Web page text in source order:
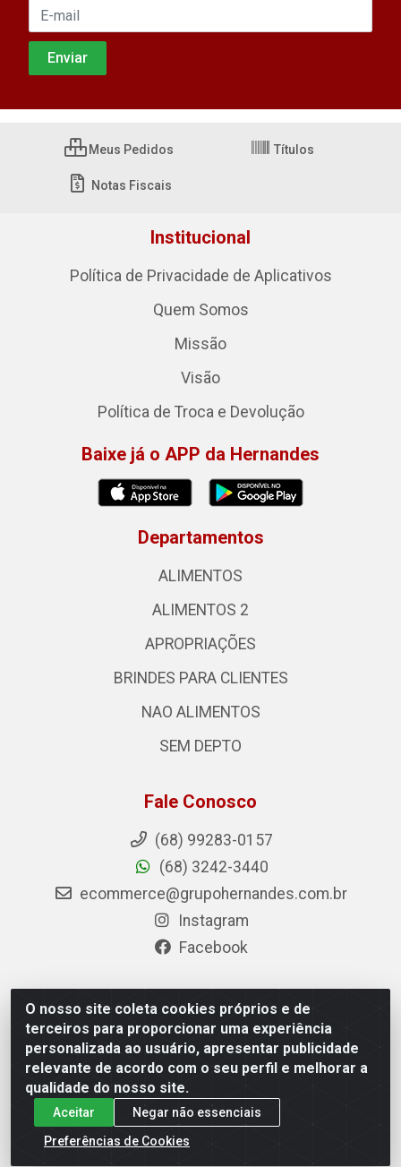
O nosso site coleta cookies próprios e de
terceiros para proporcionar uma experiência
personalizada ao usuário, apresentar publicidade
relevante de acordo com o seu perfil e melhorar a
qualidade do nosso site.
Aceitar
Negar não essenciais
Preferências de Cookies
Meus Pedidos Títulos
Notas Fiscais
Institucional
Política de Privacidade de Aplicativos
Quem Somos
Missão
Visão
Política de Troca e Devolução
Baixe já o APP da Hernandes
Departamentos
ALIMENTOS
ALIMENTOS 2
APROPRIAÇÕES
BRINDES PARA CLIENTES
NAO ALIMENTOS
SEM DEPTO
Fale Conosco
(68) 99283-0157
(68) 3242-3440
ecommerce@grupohernandes.com.br
Instagram
Facebook
Hernandes - Atacado e Distribuições - Rodovia
Transacreana, 2155 - Floresta Sul, Rio Branco/AC - CEP
69.912-290 - CNPJ 12.996.556/0001-69